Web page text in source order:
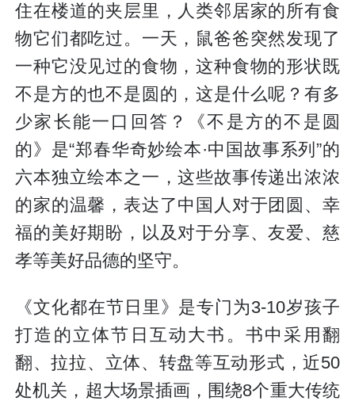
住在楼道的夹层里，人类邻居家的所有食
物它们都吃过。一天，鼠爸爸突然发现了
一种它没见过的食物，这种食物的形状既
不是方的也不是圆的，这是什么呢？有多
少家长能一口回答？《不是方的不是圆
的》是“郑春华奇妙绘本·中国故事系列”的
六本独立绘本之一，这些故事传递出浓浓
的家的温馨，表达了中国人对于团圆、幸
福的美好期盼，以及对于分享、友爱、慈
孝等美好品德的坚守。
《文化都在节日里》是专门为3-10岁孩子
打造的立体节日互动大书。书中采用翻
翻、拉拉、立体、转盘等互动形式，近50
处机关，超大场景插画，围绕8个重大传统